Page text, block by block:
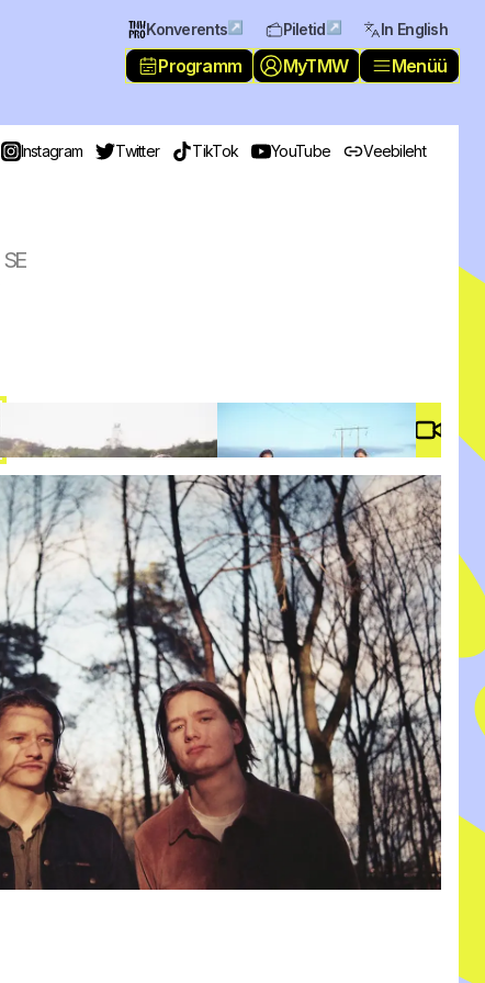
Konverents ↗ Piletid ↗ In English
Programm MyTMW Menüü
Instagram Twitter TikTok YouTube Veebileht
SE
Video